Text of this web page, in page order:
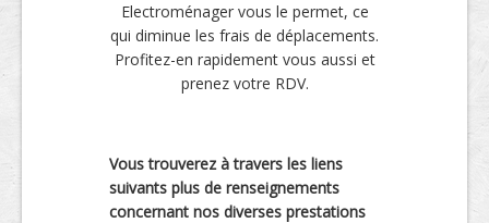
Electroménager vous le permet, ce
qui diminue les frais de déplacements.
Profitez-en rapidement vous aussi et
prenez votre RDV.
Vous trouverez à travers les liens
suivants plus de renseignements
concernant nos diverses prestations